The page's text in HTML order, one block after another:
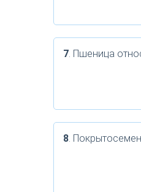
7. Пшеница
8.